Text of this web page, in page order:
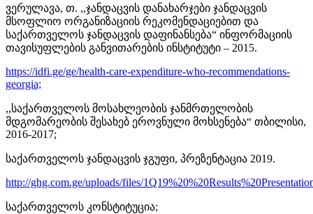
ვერულავა, თ. ,,ჯანდაცვის დანახარჯები ჯანდაცვის
მსოფლიო ორგანიზაციის რეკომენდაციებით და
საქართველოს ჯანდაცვის დაფინანსება“ ინფორმაციის
თავისუფლების განვითარების ინსტიტუტი – 2015.
https://idfi.ge/ge/health-care-expenditure-who-recommendations-
georgia;
,,საქართველოს მოსახლეობის ჯანმრთელობის
მდგომარეობის შესახებ ეროვნული მოხსენება“ თბილისი,
2016-2017;
საქართველოს ჯანდაცვის ჯგუფი, პრეზენტაცია 2019.
http://ghg.com.ge/uploads/files/
საქართველოს კონსტიტუცია;